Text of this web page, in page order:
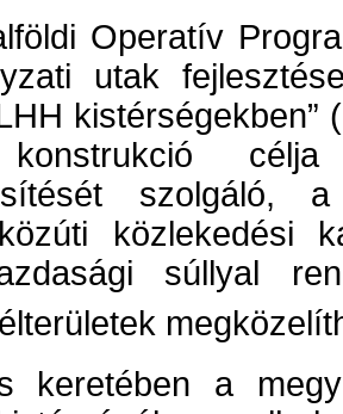
Operatív
utak
kistérségekben”
konstrukció
szolgáló, a
közlekedési
súllyal
keretében a